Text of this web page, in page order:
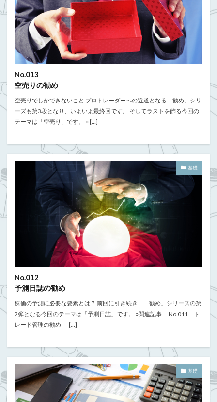
No.013
空売りの勧め
空売りでしかできないこと プロトレーダーへの近道となる「勧め」シリ
ーズも第3段となり、いよいよ最終回です。 そしてラストを飾る今回の
テーマは「空売り」です。 ○ […]
基礎
No.012
予測日誌の勧め
株価の予測に必要な要素とは？ 前回に引き続き、「勧め」シリーズの第
2弾となる今回のテーマは「予測日誌」です。 ○関連記事 No.011 ト
レード管理の勧め […]
基礎